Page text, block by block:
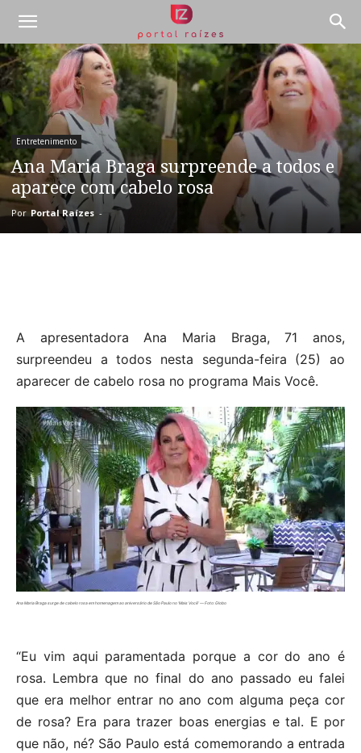
Entretenimento
Ana Maria Braga surpreende a todos e
aparece com cabelo rosa
Por Portal Raízes -
A apresentadora Ana Maria Braga, 71 anos,
surpreendeu a todos nesta segunda-feira (25) ao
aparecer de cabelo rosa no programa Mais Você.
Ana Maria Braga surge de cabelo rosa em homenagem ao aniversário de São Paulo no ‘Mais Você’ — Foto: Globo
“Eu vim aqui paramentada porque a cor do ano é
rosa. Lembra que no final do ano passado eu falei
que era melhor entrar no ano com alguma peça cor
de rosa? Era para trazer boas energias e tal. E por
que não, né? São Paulo está comemorando a entrada